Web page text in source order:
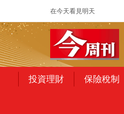
在今天看見明天
投資理財 保險稅制